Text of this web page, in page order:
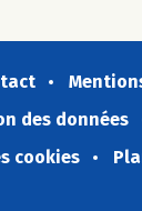
des données
cookies